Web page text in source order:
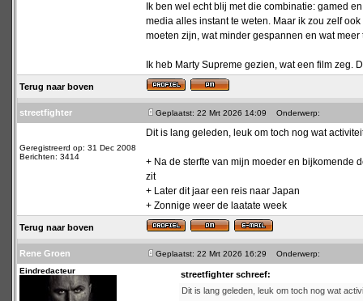
Ik ben wel echt blij met die combinatie: gamed
media alles instant te weten. Maar ik zou zelf
moeten zijn, wat minder gespannen en wat
Ik heb Marty Supreme gezien, wat een film zeg.
Terug naar boven
streetfighter Geplaatst: 22 Mrt 2026 14:09 Onderwerp:
Geregistreerd op: 31 Dec 2008
Berichten: 3414
Dit is lang geleden, leuk om toch nog wat
+ Na de sterfte van mijn moeder en bijkomende
zit
+ Later dit jaar een reis naar Japan
+ Zonnige weer de laatate week
Terug naar boven
Rene Groen Geplaatst: 22 Mrt 2026 16:29
Onderwerp:
Eindredacteur
streetfighter schreef:
Dit is lang geleden, leuk om toch nog wat